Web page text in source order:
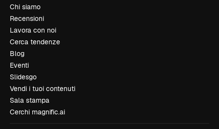
Chi siamo
Recensioni
Lavora con noi
Cerca tendenze
Blog
Eventi
Slidesgo
Vendi i tuoi contenuti
Sala stampa
Cerchi magnific.ai